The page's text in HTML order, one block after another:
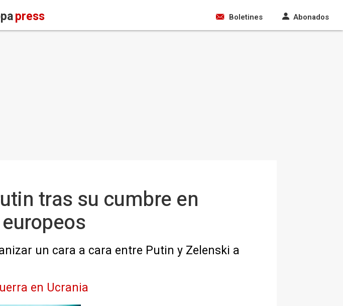
press Boletines Abonados
tras su cumbre en
un cara a cara entre Putin y Zelenski a
en Ucrania